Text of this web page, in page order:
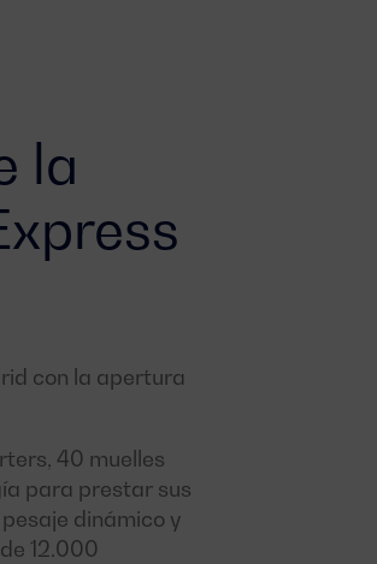
la
con la apertura
40 muelles
para prestar sus
dinámico y
12.000